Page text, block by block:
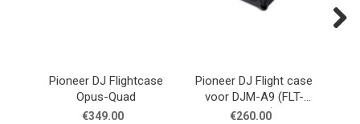
Pioneer DJ Flightcase
Opus-Quad
€349.00
Pioneer DJ Flight case
voor DJM-A9 (FLT-
DJMA9)
€260.00